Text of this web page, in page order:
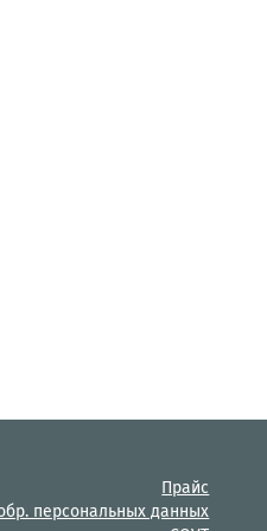
Прайс
персональных данных